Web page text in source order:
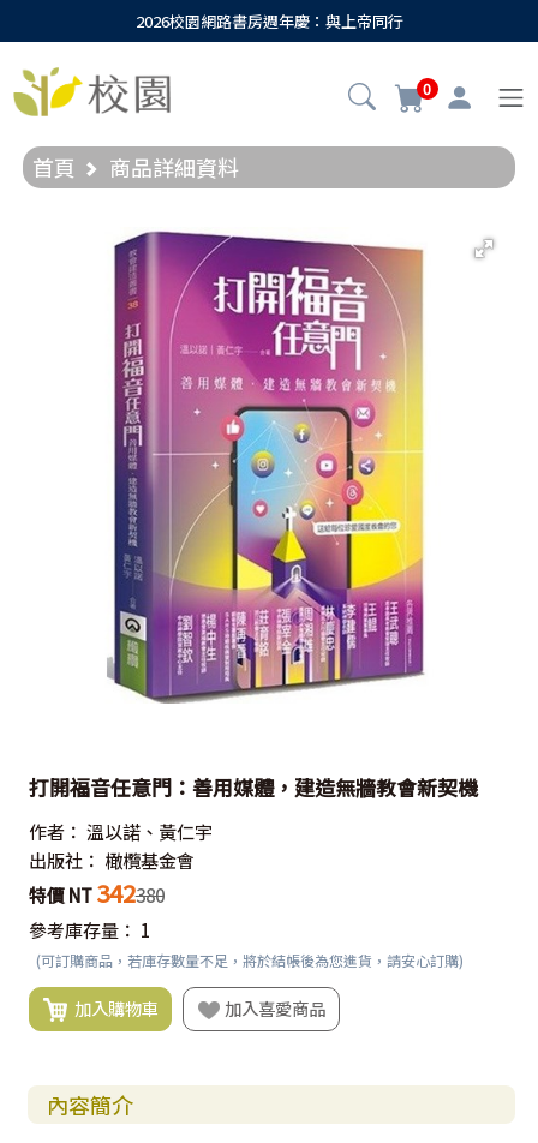
2026校園網路書房週年慶：與上帝同行
0
首頁 商品詳細資料
打開福音任意門：善用媒體，建造無牆教會新契機
作者： 溫以諾、黃仁宇
出版社： 橄欖基金會
特價 NT 342380
參考庫存量： 1
(可訂購商品，若庫存數量不足，將於結帳後為您進貨，請安心訂購)
加入購物車 加入喜愛商品
內容簡介